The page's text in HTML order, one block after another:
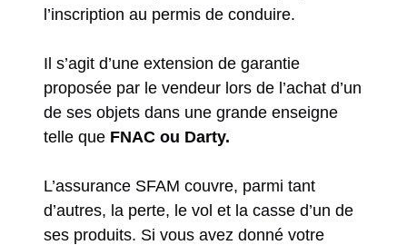
l’inscription au permis de conduire.
Il s’agit d’une extension de garantie
proposée par le vendeur lors de l’achat d’un
de ses objets dans une grande enseigne
telle que FNAC ou Darty.
L’assurance SFAM couvre, parmi tant
d’autres, la perte, le vol et la casse d’un de
ses produits. Si vous avez donné votre